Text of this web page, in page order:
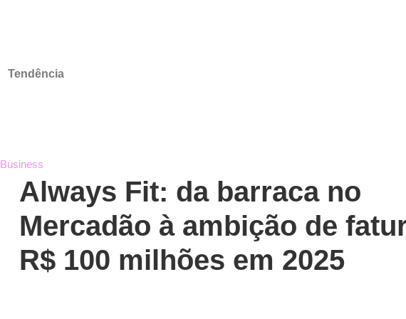
Tendência
Business
Always Fit: da barraca no
Mercadão à ambição de
R$ 100 milhões em 2025